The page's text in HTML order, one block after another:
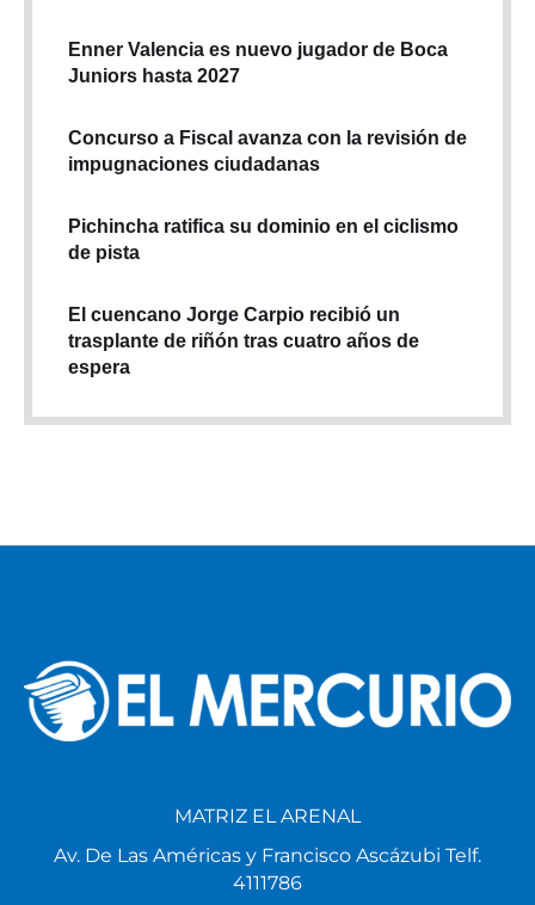
Enner Valencia es nuevo jugador de Boca
Juniors hasta 2027
Concurso a Fiscal avanza con la revisión de
impugnaciones ciudadanas
Pichincha ratifica su dominio en el ciclismo
de pista
El cuencano Jorge Carpio recibió un
trasplante de riñón tras cuatro años de
espera
MATRIZ EL ARENAL
Av. De Las Américas y Francisco Ascázubi Telf.
4111786